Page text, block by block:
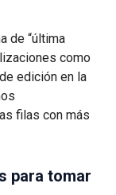
de “última
como
edición en la
filas con más
para tomar